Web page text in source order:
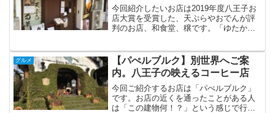
今回紹介したいお店は2019年度八王子お
店大賞を受賞した、天ぷらやおでんが評
判のお店、和食堂、穣です。「ゆたか」
見つけられるかと思います。アクセスは
京王八王子駅からすぐ...
グルメ
【パぺルブルク】別世界へご案
内。八王子の映えるコーヒー店
今回ご紹介するお店は「パぺルブルク」
です。お店の近くを通ったことがある人
は「この建物何！？」という感じで行っ